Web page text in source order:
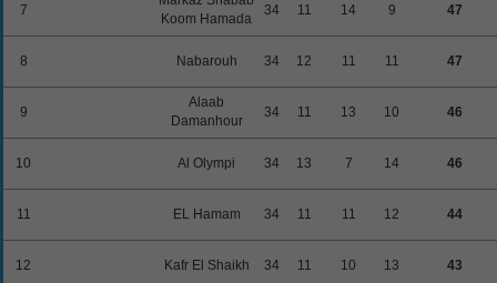
7
Koom Hamada
34 11 14 9 47
8 Nabarouh 34 12 11 11 47
9
Alaab
Damanhour
34 11 13 10 46
10 Al Olympi 34 13 7 14 46
11 EL Hamam 34 11 11 12 44
12 Kafr El Shaikh 34 11 10 13 43